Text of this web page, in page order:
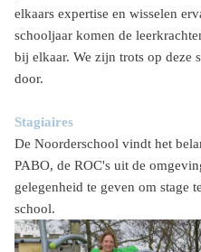
elkaars expertise en wisselen
schooljaar komen de
bij elkaar. We zijn trots op deze
door.
Stagiaires
De Noorderschool vindt het
PABO, de ROC's uit de
gelegenheid te geven om stage
school.